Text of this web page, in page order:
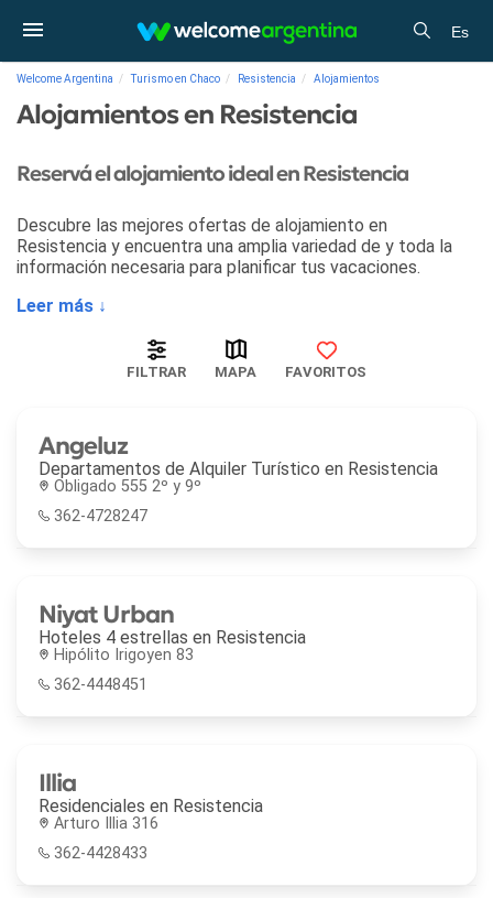
Es
Welcome Argentina Turismo en Chaco Resistencia Alojamientos
Alojamientos en Resistencia
Reservá el alojamiento ideal en Resistencia
Descubre las mejores ofertas de alojamiento en
Resistencia y encuentra una amplia variedad de y toda la
información necesaria para planificar tus vacaciones.
Leer más ↓
FILTRAR MAPA FAVORITOS
Angeluz
Departamentos de Alquiler Turístico en Resistencia
Obligado 555 2º y 9º
362-4728247
Niyat Urban
Hoteles 4 estrellas en Resistencia
Hipólito Irigoyen 83
362-4448451
Illia
Residenciales en Resistencia
Arturo Illia 316
362-4428433